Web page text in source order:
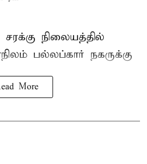
சரக்கு நிலையத்தில்
பல்லப்கார் நகருக்கு
More